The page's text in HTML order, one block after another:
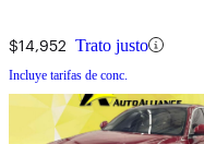
$14,952 Trato justo
Incluye tarifas de conc.